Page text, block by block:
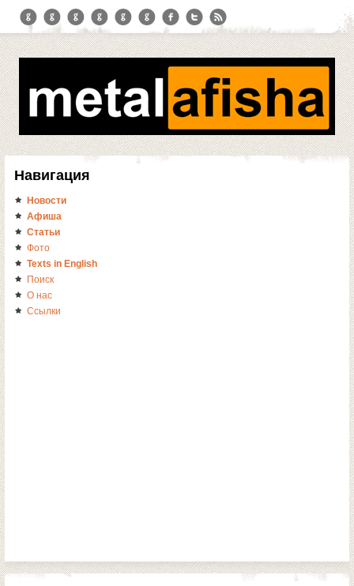
Навигация
Новости
Афиша
Статьи
Фото
Texts in English
Поиск
О нас
Ссылки